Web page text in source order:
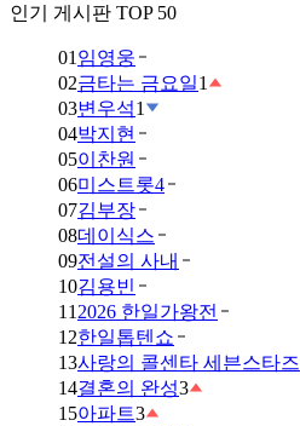
인기 게시판 TOP 50
01 임영웅
02금타는 금요일1
03변우석1
04박지현
05이찬원
06미스트롯4
07김부장
08데이식스
09전설의 사내
10김용빈
11 2026 한일가왕전
12한일톱텐쇼
13사랑의 콜센타 세븐스타즈
14결혼의 완성3
15아파트3